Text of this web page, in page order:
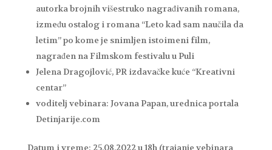
autorka brojnih višestruko nagrađivanih romana,
između ostalog i romana “Leto kad sam naučila da
letim” po kome je snimljen istoimeni film,
nagrađen na Filmskom festivalu u Puli
Jelena Dragojlović, PR izdavačke kuće “Kreativni
centar”
voditelj vebinara: Jovana Papan, urednica portala
Detinjarije.com
Datum i vreme: 25.08.2022 u 18h (trajanje vebinara